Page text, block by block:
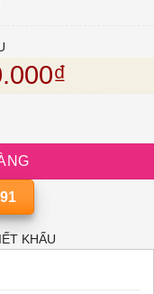
gốc là:
₫
Rosé số lượng
KHẤU